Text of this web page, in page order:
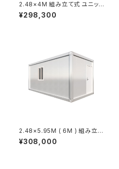
2.48×4M 組み立て式 ユニット
ハウス ブラウン 木目 ウッド調
ダークブラウン 3坪 9.9㎡ スー
¥298,300
2.48×5.95M ( 6M ) 組み立て
式 ユニットハウス 白 ホワイト
4.5坪 スーパーコンテナ プレハ
¥308,000